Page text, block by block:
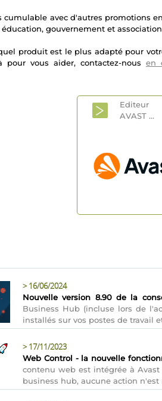
cumulable avec d'autres promotions
gouvernement et
produit est le plus adapté pour
pour vous aider, contactez-nous en
Editeur
AVAST ...
> 16/06/2024
Nouvelle version 8.90 de la
Business Hub (incluse lors de
installés sur vos postes de travail
> 17/11/2023
Web Control - la nouvelle
contenu web est intégrée à
business hub, aucune action